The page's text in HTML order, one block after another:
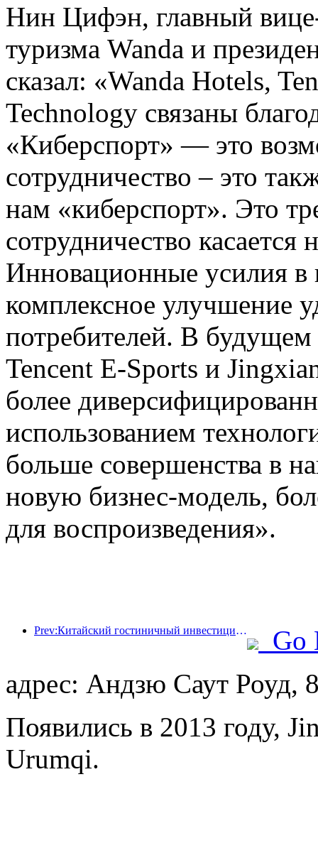
Нин Цифэн, главный
туризма Wanda и
сказал: «Wanda Hotels,
Technology связаны
«Киберспорт» — это
сотрудничество – это
нам «киберспорт». Это
сотрудничество касается
Инновационные усилия
комплексное улучшение
потребителей. В будущем
Tencent E-Sports и
более
использованием
больше совершенства в
новую бизнес-модель,
для воспроизведения».
Prev:Китайский гостиничный инвестиционный форум 2024 успешно прошел в Пекине
Go
адрес: Андзю Саут Роуд,
Появились в 2013 году,
Urumqi.